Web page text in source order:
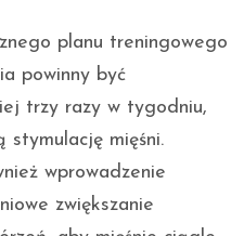
planu treningowego
powinny być
trzy razy w tygodniu,
stymulację mięśni.
wprowadzenie
zwiększanie